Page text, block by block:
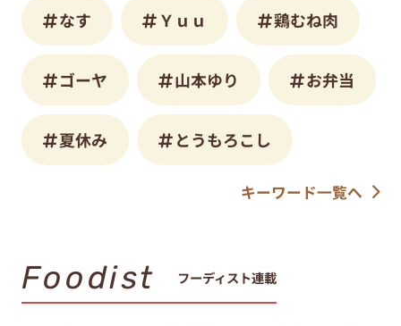
なす Ｙｕｕ 鶏むね肉
ゴーヤ 山本ゆり お弁当
夏休み とうもろこし
キーワード一覧へ
Foodist フーディスト連載